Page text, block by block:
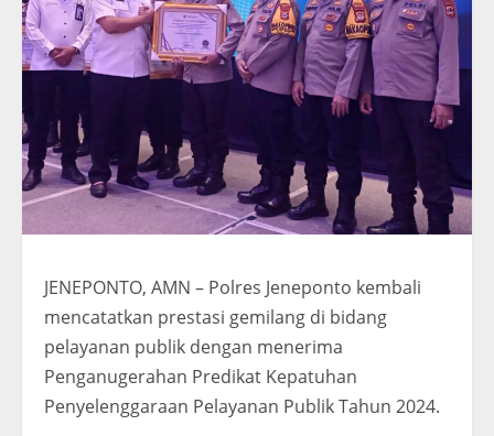
JENEPONTO, AMN – Polres Jeneponto kembali
mencatatkan prestasi gemilang di bidang
pelayanan publik dengan menerima
Penganugerahan Predikat Kepatuhan
Penyelenggaraan Pelayanan Publik Tahun 2024.